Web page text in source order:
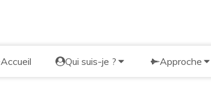
Accueil Qui suis-je ? Approche